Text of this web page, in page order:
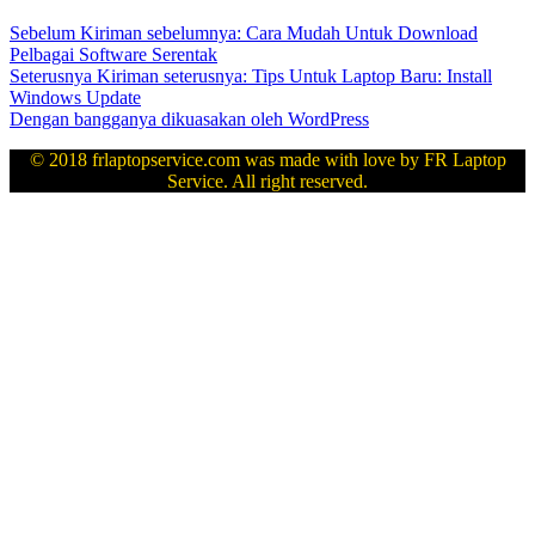
Sebelum Kiriman sebelumnya: Cara Mudah Untuk Download
Pelbagai Software Serentak
Seterusnya Kiriman seterusnya: Tips Untuk Laptop Baru: Install
Windows Update
Dengan bangganya dikuasakan oleh WordPress
© 2018 frlaptopservice.com was made with love by FR Laptop
Service. All right reserved.